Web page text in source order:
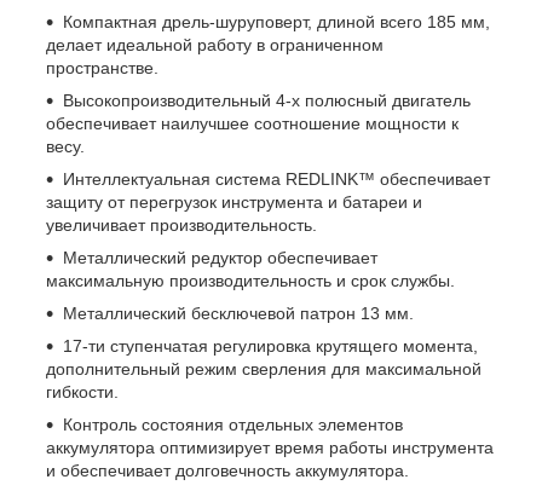
Компактная дрель-шуруповерт, длиной всего 185 мм,
делает идеальной работу в ограниченном
пространстве.
Высокопроизводительный 4-х полюсный двигатель
обеспечивает наилучшее соотношение мощности к
весу.
Интеллектуальная система REDLINK™ обеспечивает
защиту от перегрузок инструмента и батареи и
увеличивает производительность.
Металлический редуктор обеспечивает
максимальную производительность и срок службы.
Металлический бесключевой патрон 13 мм.
17-ти ступенчатая регулировка крутящего момента,
дополнительный режим сверления для максимальной
гибкости.
Контроль состояния отдельных элементов
аккумулятора оптимизирует время работы инструмента
и обеспечивает долговечность аккумулятора.